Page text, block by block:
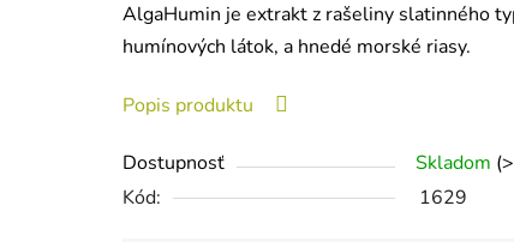
produktu
je
z
5
hviezdičiek.
AlgaHumin je extrakt z rašeliny slatinného
humínových látok, a hnedé morské riasy.
Popis produktu
Dostupnosť Skladom
Kód:
1629